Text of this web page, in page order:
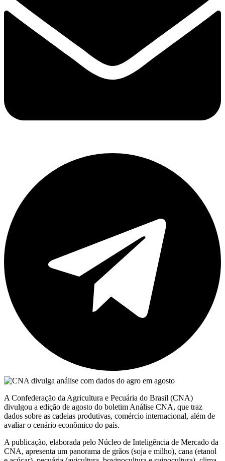
A Confederação da Agricultura e Pecuária do Brasil (CNA)
divulgou a edição de agosto do boletim Análise CNA, que traz
dados sobre as cadeias produtivas, comércio internacional, além de
avaliar o cenário econômico do país.
A publicação, elaborada pelo Núcleo de Inteligência de Mercado da
CNA, apresenta um panorama de grãos (soja e milho), cana (etanol